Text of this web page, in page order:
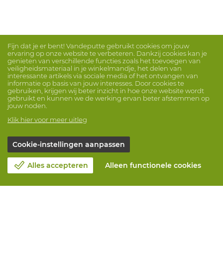
Fijn dat je er bent! Vandeputte gebruikt cookies om jouw
ervaring op onze website te verbeteren. Dankzij cookies kan je
genieten van verschillende functies zoals het toevoegen van
veiligheidsmateriaal in je winkelmandje, het delen van
interessante artikels via sociale media of het ontvangen van
informatie op basis van jouw interesses. Door cookies te
gebruiken, krijgen wij beter inzicht in hoe onze website wordt
gebruikt en kunnen we de werking ervan beter afstemmen op
jouw noden.
Klik hier voor meer uitleg
Cookie-instellingen aanpassen
Alles accepteren Alleen functionele cookies